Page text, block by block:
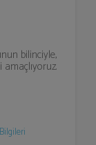
bilinciyle,